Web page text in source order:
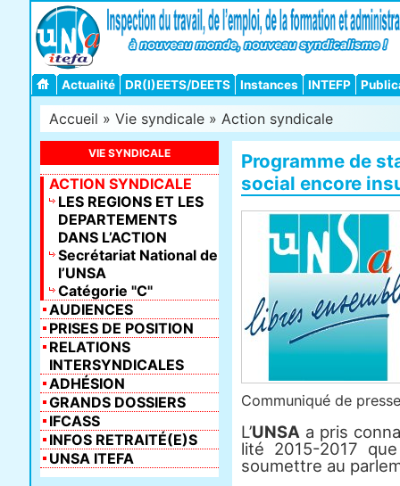
Actualité DR(I)EETS/DEETS Instances INTEFP
Accueil » Vie syndicale » Action syndicale
Programme de
social encore
Communiqué de
L’UNSA a pris
lité 2015-2017
sou­met­tre au
VIE SYNDICALE
ACTION SYNDICALE
LES REGIONS ET LES
DEPARTEMENTS
DANS L’ACTION
Secrétariat National de
l’UNSA
Catégorie "C"
AUDIENCES
PRISES DE POSITION
RELATIONS
INTERSYNDICALES
ADHÉSION
GRANDS DOSSIERS
IFCASS
INFOS RETRAITÉ(E)S
UNSA ITEFA